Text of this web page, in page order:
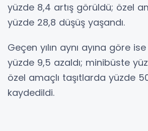
yüzde 8,4 artış görüldü; özel
yüzde 28,8 düşüş yaşandı.
Geçen yılın aynı ayına göre
yüzde 9,5 azaldı; minibüste
özel amaçlı taşıtlarda yüzde
kaydedildi.